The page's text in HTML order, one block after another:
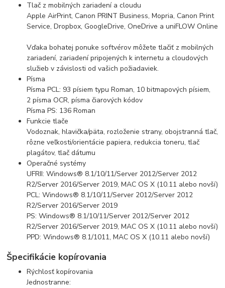
Tlač z mobilných zariadení a cloudu
Apple AirPrint, Canon PRINT Business, Mopria, Canon Print
Service, Dropbox, GoogleDrive, OneDrive a uniFLOW Online
Vďaka bohatej ponuke softvérov môžete tlačiť z mobilných
zariadení, zariadení pripojených k internetu a cloudových
služieb v závislosti od vašich požiadaviek.
Písma
Písma PCL: 93 písiem typu Roman, 10 bitmapových písiem,
2 písma OCR, písma čiarových kódov
Písma PS: 136 Roman
Funkcie tlače
Vodoznak, hlavička/päta, rozloženie strany, obojstranná tlač,
rôzne veľkosti/orientácie papiera, redukcia toneru, tlač
plagátov, tlač dátumu
Operačné systémy
UFRII: Windows® 8.1/10/11/Server 2012/Server 2012
R2/Server 2016/Server 2019, MAC OS X (10.11 alebo novší)
PCL: Windows® 8.1/10/11/Server 2012/Server 2012
R2/Server 2016/Server 2019
PS: Windows® 8.1/10/11/Server 2012/Server 2012
R2/Server 2016/Server 2019, MAC OS X (10.11 alebo novší)
PPD: Windows® 8.1/1011, MAC OS X (10.11 alebo novší)
Špecifikácie kopírovania
Rýchlosť kopírovania
Jednostranne: